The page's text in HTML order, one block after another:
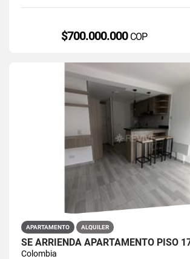
$700.000.000 COP
APARTAMENTO ALQUILER
Colombia